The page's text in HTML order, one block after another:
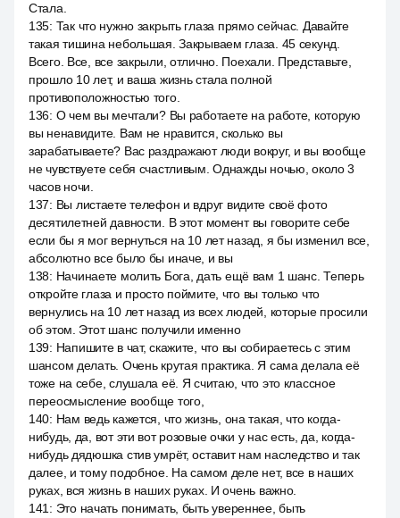
Стала.
135: Так что нужно закрыть глаза прямо сейчас. Давайте
такая тишина небольшая. Закрываем глаза. 45 секунд.
Всего. Все, все закрыли, отлично. Поехали. Представьте,
прошло 10 лет, и ваша жизнь стала полной
противоположностью того.
136: О чем вы мечтали? Вы работаете на работе, которую
вы ненавидите. Вам не нравится, сколько вы
зарабатываете? Вас раздражают люди вокруг, и вы вообще
не чувствуете себя счастливым. Однажды ночью, около 3
часов ночи.
137: Вы листаете телефон и вдруг видите своё фото
десятилетней давности. В этот момент вы говорите себе
если бы я мог вернуться на 10 лет назад, я бы изменил все,
абсолютно все было бы иначе, и вы
138: Начинаете молить Бога, дать ещё вам 1 шанс. Теперь
откройте глаза и просто поймите, что вы только что
вернулись на 10 лет назад из всех людей, которые просили
об этом. Этот шанс получили именно
139: Напишите в чат, скажите, что вы собираетесь с этим
шансом делать. Очень крутая практика. Я сама делала её
тоже на себе, слушала её. Я считаю, что это классное
переосмысление вообще того,
140: Нам ведь кажется, что жизнь, она такая, что когда-
нибудь, да, вот эти вот розовые очки у нас есть, да, когда-
нибудь дядюшка стив умрёт, оставит нам наследство и так
далее, и тому подобное. На самом деле нет, все в наших
руках, вся жизнь в наших руках. И очень важно.
141 : Это начать понимать, быть увереннее, быть